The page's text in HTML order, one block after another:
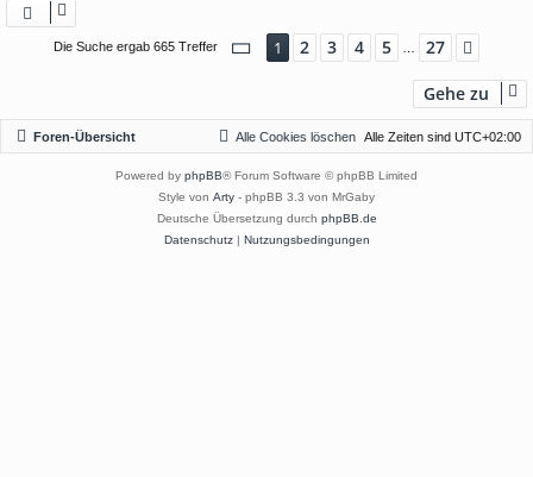
Die Suche ergab 665 Treffer Seite 1 von 27
1 2 3 4 5 27
Gehe zu
Foren-Übersicht Alle Zeiten sind UTC+02:00
Alle Cookies löschen
Powered by phpBB® Forum Software © phpBB Limited
Style von Arty - phpBB 3.3 von MrGaby
Deutsche Übersetzung durch phpBB.de
Datenschutz| Nutzungsbedingungen